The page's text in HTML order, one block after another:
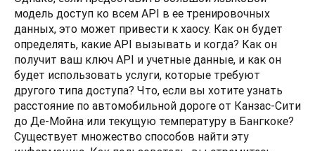
модель доступ ко всем API в ее тренировочных
данных, это может привести к хаосу. Как он будет
определять, какие API вызывать и когда? Как он
получит ваш ключ API и учетные данные, и как он
будет использовать услуги, которые требуют
другого типа доступа? Что, если вы хотите узнать
расстояние по автомобильной дороге от Канзас-Сити
до Де-Мойна или текущую температуру в Бангкоке?
Существует множество способов найти эту